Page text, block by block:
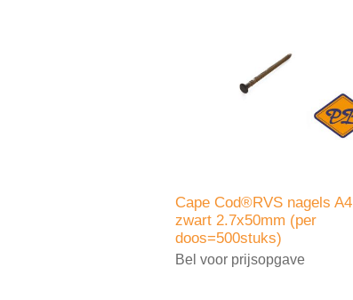
Cape Cod®RVS nagels A4
zwart 2.7x50mm (per
doos=500stuks)
Bel voor prijsopgave